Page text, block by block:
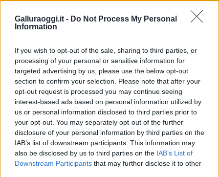
Galluraoggi.it - Do Not Process My Personal
Information
If you wish to opt-out of the sale, sharing to third parties, or
processing of your personal or sensitive information for
targeted advertising by us, please use the below opt-out
section to confirm your selection. Please note that after your
opt-out request is processed you may continue seeing
interest-based ads based on personal information utilized by
us or personal information disclosed to third parties prior to
your opt-out. You may separately opt-out of the further
disclosure of your personal information by third parties on the
IAB’s list of downstream participants. This information may
also be disclosed by us to third parties on the IAB’s List of
Downstream Participants that may further disclose it to other
Meteo Olbia 7 agosto, sole e caldo tornano
Test tunnel Olbia: rampe chiuse ancora fino a
fine agosto
Aggius conquista la classifica delle mete più
amate dell’estate 2026